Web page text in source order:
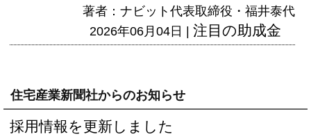
著者：ナビット代表取締役・福井泰代
2026年06月04日 | 注目の助成金
住宅産業新聞社からのお知らせ
採用情報を更新しました